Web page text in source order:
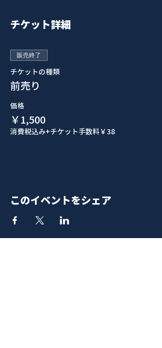
チケット詳細
販売終了
チケットの種類
前売り
価格
￥1,500
消費税込み+チケット手数料￥38
このイベントをシェア